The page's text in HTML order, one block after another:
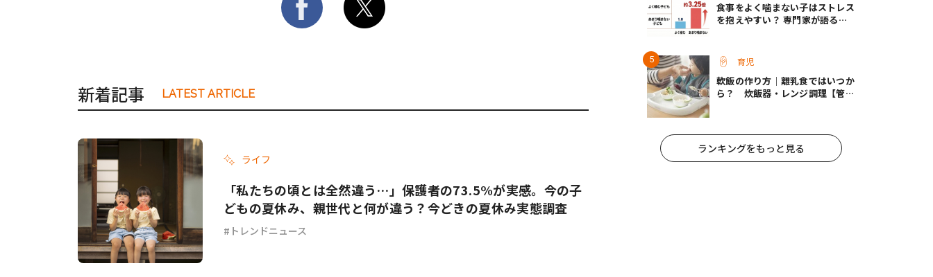
新着記事 LATEST ARTICLE
ライフ
「私たちの頃とは全然違う…」保護者の73.5%が実感。今の子
どもの夏休み、親世代と何が違う？今どきの夏休み実態調査
トレンドニュース
食事をよく噛まない子はストレス
を抱えやすい？ 専門家が語る、
育児
軟飯の作り方｜離乳食ではいつか
ら？ 炊飯器・レンジ調理【管理
ランキングをもっと見る